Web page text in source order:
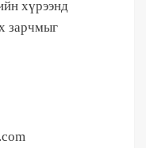
хүрээнд
зарчмыг